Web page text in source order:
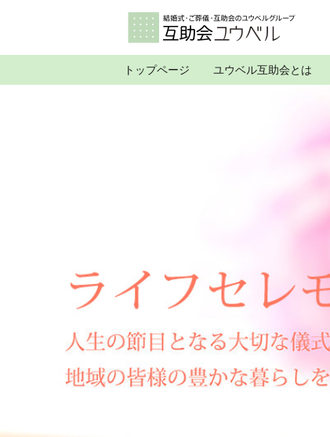
トップページ ユウベル互助会とは